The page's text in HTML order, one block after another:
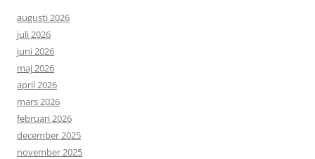
augusti 2026
juli 2026
juni 2026
maj 2026
april 2026
mars 2026
februari 2026
december 2025
november 2025